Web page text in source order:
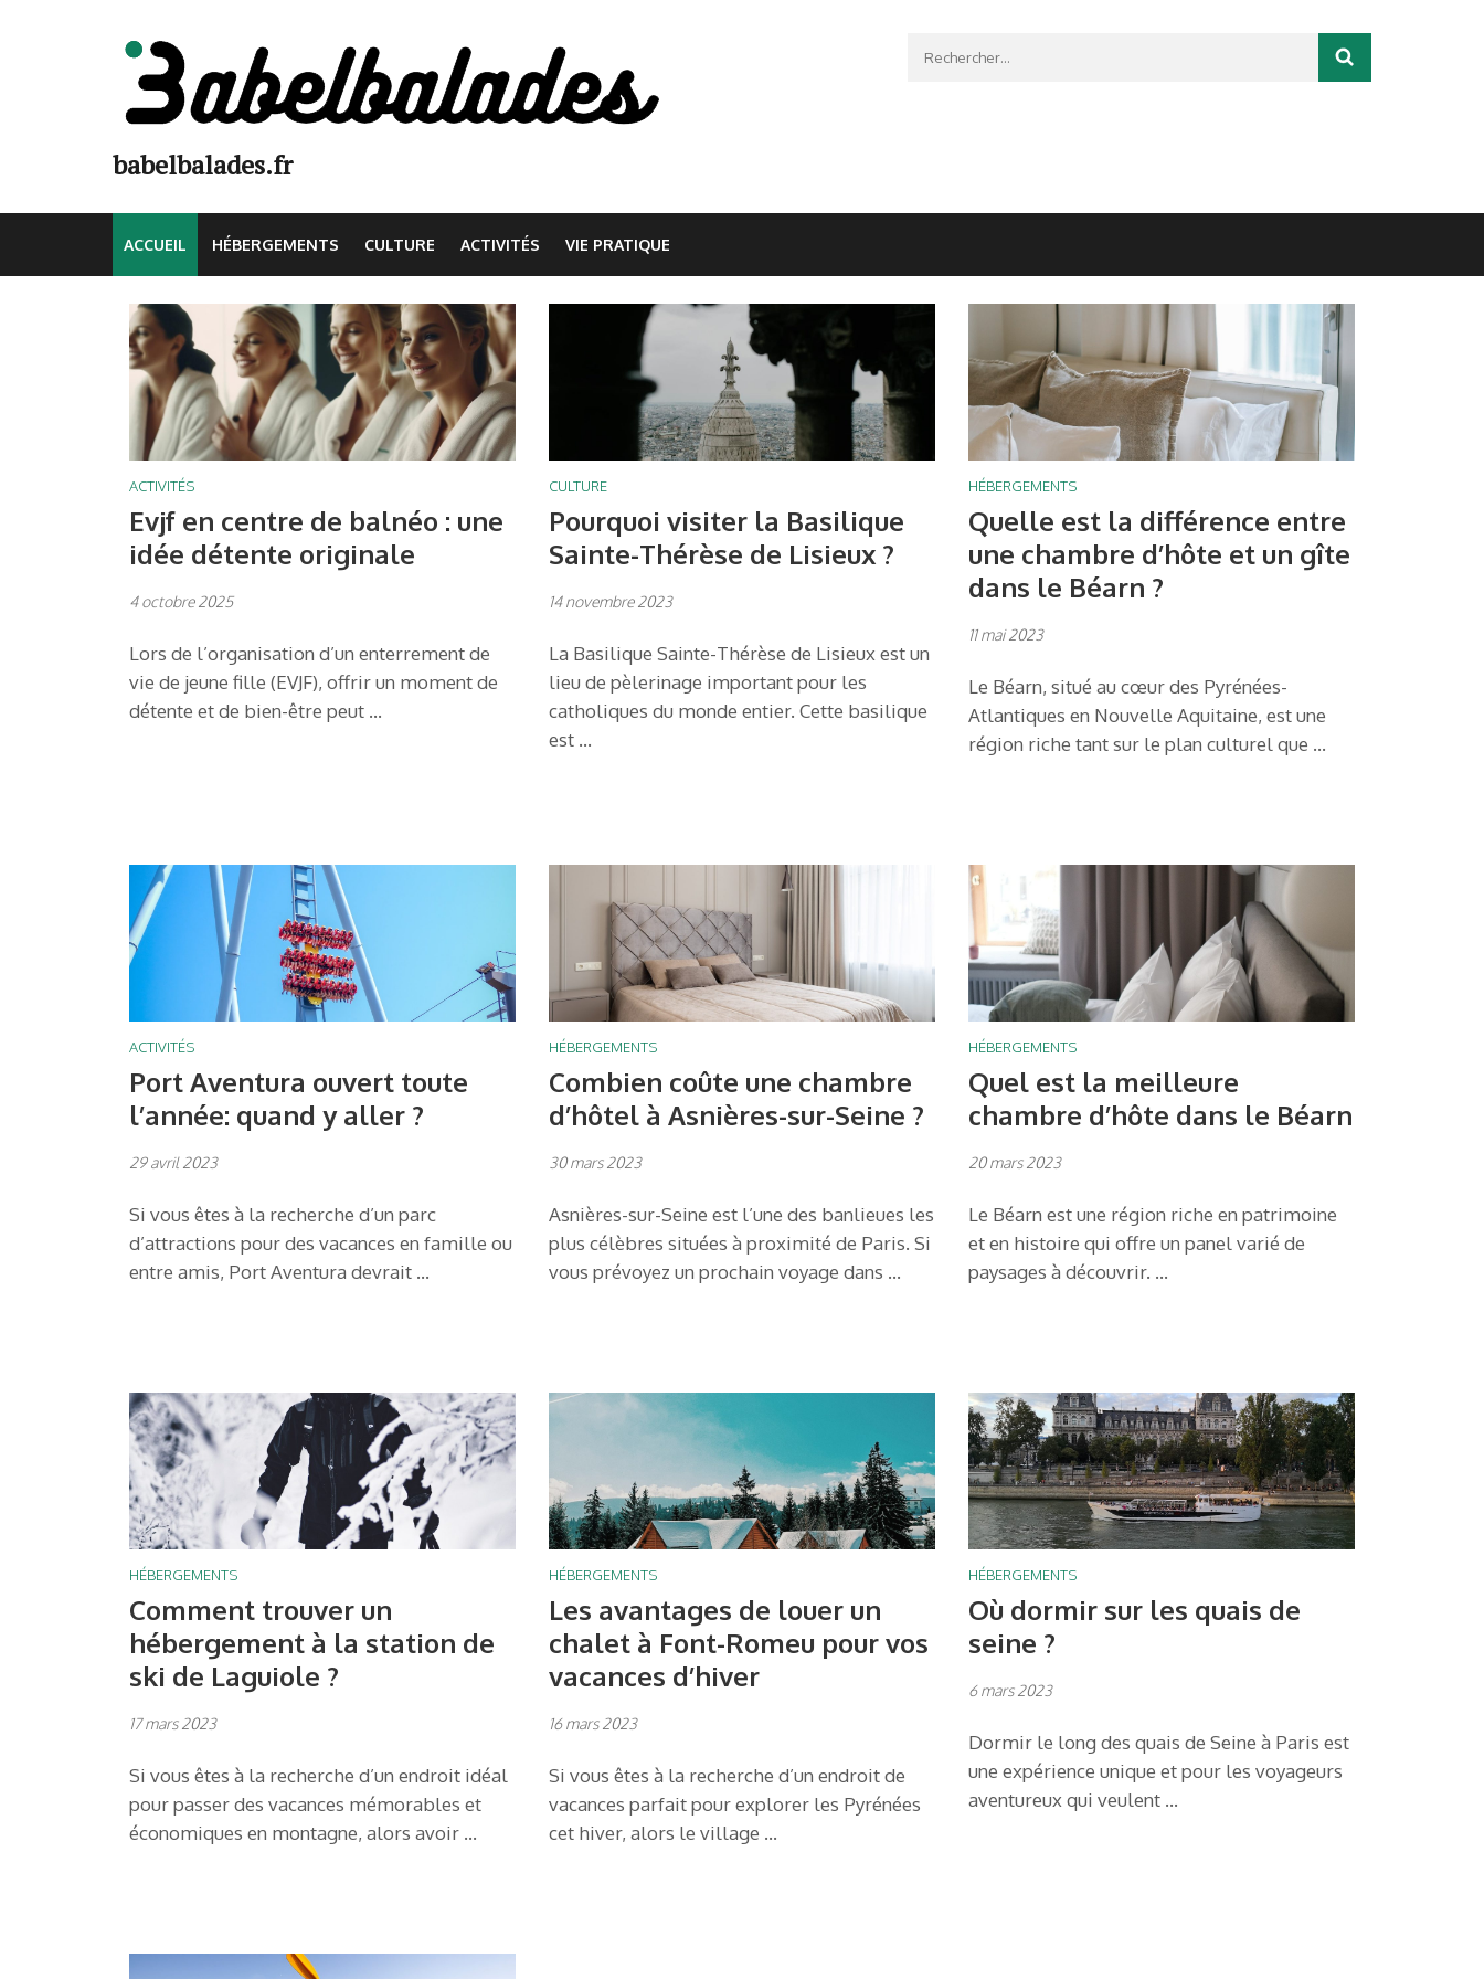
babelbalades.fr
ACCUEIL HÉBERGEMENTS CULTURE ACTIVITÉS VIE PRATIQUE
ACTIVITÉS
Evjf en centre de balnéo : une
idée détente originale
4 octobre 2025
Lors de l’organisation d’un enterrement de
vie de jeune fille (EVJF), offrir un moment de
détente et de bien-être peut …
CULTURE
Pourquoi visiter la Basilique
Sainte-Thérèse de Lisieux ?
14 novembre 2023
La Basilique Sainte-Thérèse de Lisieux est un
lieu de pèlerinage important pour les
catholiques du monde entier. Cette basilique
est …
HÉBERGEMENTS
Quelle est la différence entre
une chambre d’hôte et un gîte
dans le Béarn ?
11 mai 2023
Le Béarn, situé au cœur des Pyrénées-
Atlantiques en Nouvelle Aquitaine, est une
région riche tant sur le plan culturel que …
ACTIVITÉS
Port Aventura ouvert toute
l’année: quand y aller ?
29 avril 2023
Si vous êtes à la recherche d’un parc
d’attractions pour des vacances en famille ou
entre amis, Port Aventura devrait …
HÉBERGEMENTS
Combien coûte une chambre
d’hôtel à Asnières-sur-Seine ?
30 mars 2023
Asnières-sur-Seine est l’une des banlieues les
plus célèbres situées à proximité de Paris. Si
vous prévoyez un prochain voyage dans …
HÉBERGEMENTS
Quel est la meilleure
chambre d’hôte dans le Béarn
20 mars 2023
Le Béarn est une région riche en patrimoine
et en histoire qui offre un panel varié de
paysages à découvrir. …
HÉBERGEMENTS
Comment trouver un
hébergement à la station de
ski de Laguiole ?
17 mars 2023
Si vous êtes à la recherche d’un endroit idéal
pour passer des vacances mémorables et
économiques en montagne, alors avoir …
HÉBERGEMENTS
Les avantages de louer un
chalet à Font-Romeu pour vos
vacances d’hiver
16 mars 2023
Si vous êtes à la recherche d’un endroit de
vacances parfait pour explorer les Pyrénées
cet hiver, alors le village …
HÉBERGEMENTS
Où dormir sur les quais de
seine ?
6 mars 2023
Dormir le long des quais de Seine à Paris est
une expérience unique et pour les voyageurs
aventureux qui veulent …